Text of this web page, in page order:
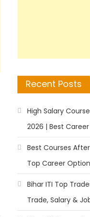
Recent Posts
High Salary
2026 | Best
Best Courses
Top Career
Bihar ITI Top
Trade, Salary &